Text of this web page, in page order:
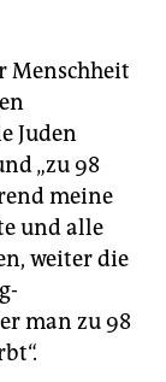
Menschheit
Juden
„zu 98
meine
und alle
weiter die
man zu 98